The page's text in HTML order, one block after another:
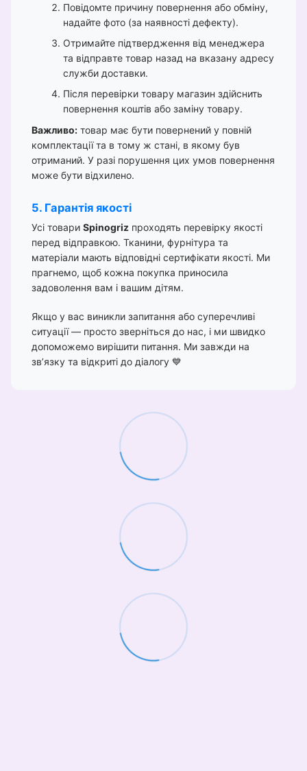
Повідомте причину повернення або обміну,
надайте фото (за наявності дефекту).
Отримайте підтвердження від менеджера
та відправте товар назад на вказану адресу
служби доставки.
Після перевірки товару магазин здійснить
повернення коштів або заміну товару.
Важливо: товар має бути повернений у повній
комплектації та в тому ж стані, в якому був
отриманий. У разі порушення цих умов повернення
може бути відхилено.
5. Гарантія якості
Усі товари Spinogriz проходять перевірку якості
перед відправкою. Тканини, фурнітура та
матеріали мають відповідні сертифікати якості. Ми
прагнемо, щоб кожна покупка приносила
задоволення вам і вашим дітям.
Якщо у вас виникли запитання або суперечливі
ситуації — просто зверніться до нас, і ми швидко
допоможемо вирішити питання. Ми завжди на
зв’язку та відкриті до діалогу 💙